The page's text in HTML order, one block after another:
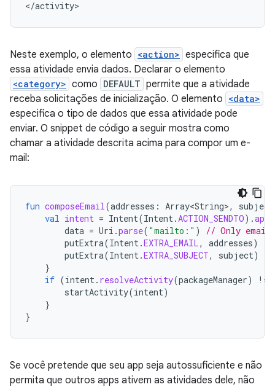
Neste exemplo, o elemento <action> especifica que
essa atividade envia dados. Declarar o elemento
<category> como DEFAULT permite que a atividade
receba solicitações de inicialização. O elemento <data>
especifica o tipo de dados que essa atividade pode
enviar. O snippet de código a seguir mostra como
chamar a atividade descrita acima para compor um e-
mail:
fun composeEmail(addresses : Array<String>, subject
val intent = Intent(Intent.ACTION_SENDTO).
data = Uri .parse( "mailto:" )
// Only email
putExtra(Intent.EXTRA_EMAIL, addresses)
putExtra(Intent.EXTRA_SUBJECT, subject)
}
if (intent. resolveActivity(packageManager) !=
startActivity(intent)
}
}
Se você pretende que seu app seja autossuficiente e não
permita que outros apps ativem as atividades dele, não